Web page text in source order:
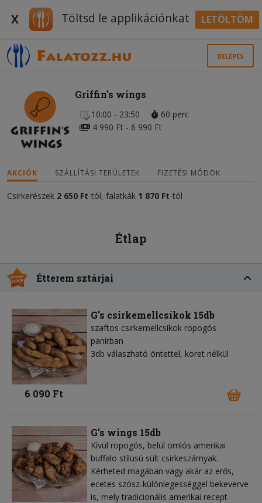
X Töltsd le applikációnkat LETÖLTÖM
BELÉPÉS
Griffin's wings
10:00 - 23:50
60 perc
4 990 Ft - 6 990 Ft
AKCIÓK SZÁLLÍTÁSI TERÜLETEK FIZETÉSI MÓDOK
Csirkerészek 2 650 Ft-tól, falatkák 1 870 Ft-tól
Étlap
Étterem sztárjai
G's csirkemellcsíkok 15db
szaftos csirkemellcsíkok ropogós
panírban
3db válaszható öntettel, köret nélkül
6 090 Ft
G's wings 15db
Kívül ropogós, belül omlós amerikai
buffalo stílusú sült csirkeszárnyak.
Kérheted magában vagy akár az erős,
ecetes szósz-különlegességgel bekeverve
is, mely tradicionális amerikai recept